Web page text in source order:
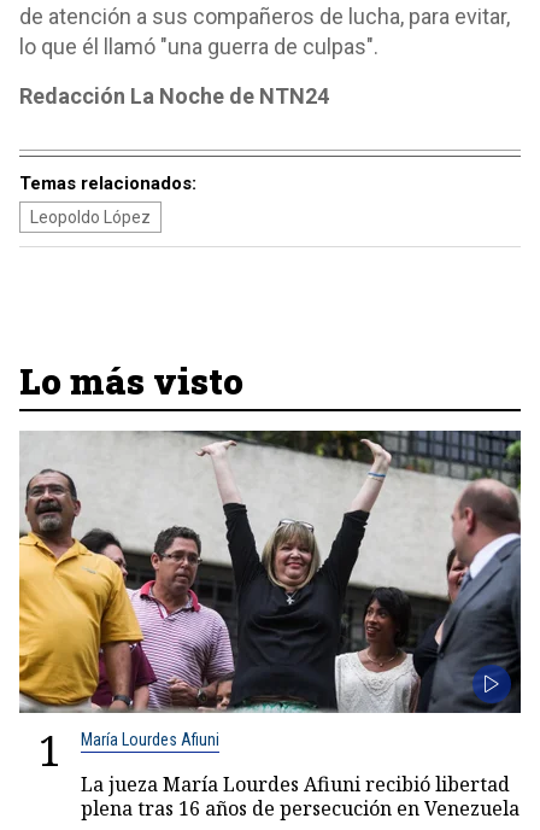
de atención a sus compañeros de lucha, para evitar,
lo que él llamó "una guerra de culpas".
Redacción La Noche de NTN24
Temas relacionados:
Leopoldo López
Lo más visto
1 María Lourdes Afiuni
La jueza María Lourdes Afiuni recibió libertad
plena tras 16 años de persecución en Venezuela